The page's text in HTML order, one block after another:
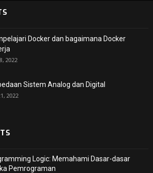
Docker dan bagaimana Docker
2022
Sistem Analog dan Digital
2022
Logic: Memahami Dasar-dasar
Pemrograman